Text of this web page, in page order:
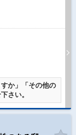
か」「その他の
さい。